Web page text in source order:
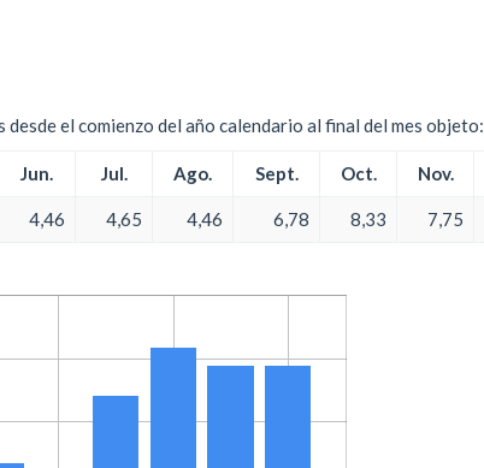
el comienzo del año calendario al final del mes objeto:
Jun. Jul. Ago. Sept. Oct. Nov.
4,46 4,65 4,46 6,78 8,33 7,75